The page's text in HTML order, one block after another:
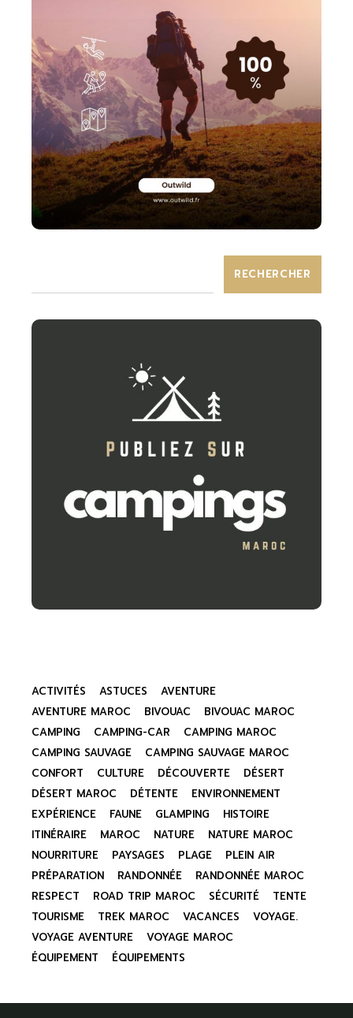
RECHERCHER
ACTIVITÉS ASTUCES
AVENTURE
AVENTURE MAROC
BIVOUAC
BIVOUAC MAROC
CAMPING
CAMPING-CAR
CAMPING MAROC
CAMPING SAUVAGE
CAMPING SAUVAGE MAROC
CONFORT
CULTURE DÉCOUVERTE
DÉSERT
DÉSERT MAROC
DÉTENTE
ENVIRONNEMENT
EXPÉRIENCE
FAUNE GLAMPING
HISTOIRE
ITINÉRAIRE
MAROC NATURE
NATURE MAROC
NOURRITURE
PAYSAGES PLAGE
PLEIN AIR
PRÉPARATION
RANDONNÉE
RANDONNÉE MAROC
RESPECT
ROAD TRIP MAROC SÉCURITÉ
TENTE
TOURISME
TREK MAROC VACANCES
VOYAGE.
VOYAGE AVENTURE
VOYAGE MAROC
ÉQUIPEMENT
ÉQUIPEMENTS